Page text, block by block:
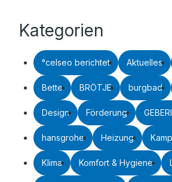
Kategorien
°celseo berichtet Aktuelles
Bette BRÖTJE burgbad
Design Förderung
hansgrohe Heizung
Klima Komfort & Hygiene